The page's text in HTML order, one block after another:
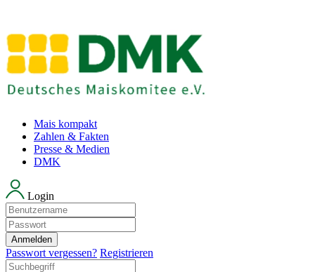
Mais kompakt
Zahlen & Fakten
Presse & Medien
DMK
Login
Anmelden
Passwort vergessen? Registrieren